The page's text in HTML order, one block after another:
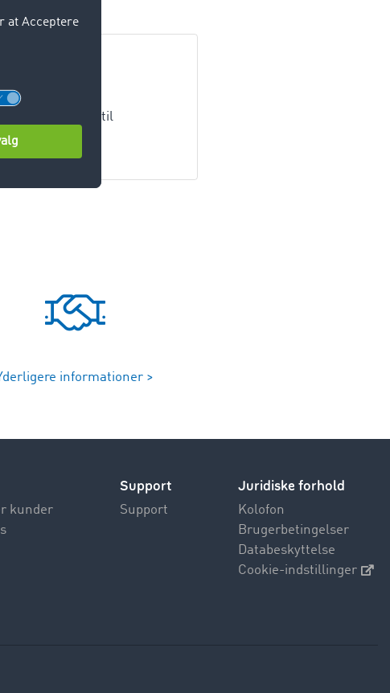
standtider ved
få tilladelse til
informationer >
kunder
Support
Support
Juridiske forhold
Kolofon
Brugerbetingelser
Databeskyttelse
Cookie-indstillinger